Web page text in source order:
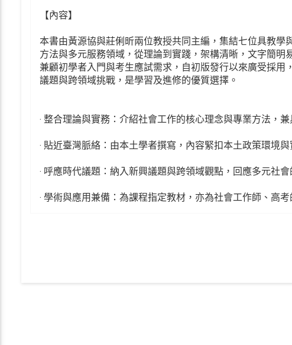
【內容】
本書由黃源協與莊俐昕兩位教授共同主編，集結七位具教
方法與多元服務領域，從理論到實踐，架構清晰，文字簡明
兼顧初學者入門與考生應試需求，自初版發行以來廣受採
議題與跨領域挑戰，是學習及進修的優質選擇。
‧ 整合理論與實務：介紹社會工作的核心理念與專業方法，
‧ 貼近臺灣脈絡：由本土學者撰寫，內容緊扣本土政策環境與
‧ 呼應時代議題：納入新興議題與跨領域觀點，回應多元社會
‧ 學術與應用兼備：為課程指定教材，亦為社會工作師、高考